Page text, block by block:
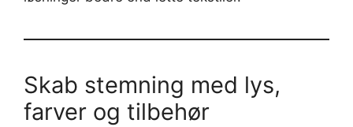
Skab stemning med lys,
farver og tilbehør